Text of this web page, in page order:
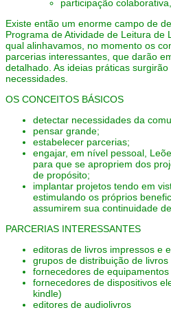
participação
Existe então um enorme campo de
Programa de Atividade de Leitura de
qual alinhavamos, no momento os
parcerias interessantes, que darão
detalhado. As ideias práticas
necessidades.
OS CONCEITOS BÁSICOS
detectar necessidades da
pensar grande;
estabelecer parcerias;
engajar, em nível pessoal,
para que se apropriem dos
de propósito;
implantar projetos tendo em
estimulando os próprios
assumirem sua continuidade
PARCERIAS INTERESSANTES
editoras de livros impressos e
grupos de distribuição de
fornecedores de
fornecedores de dispositivos
kindle)
editores de audiolivros